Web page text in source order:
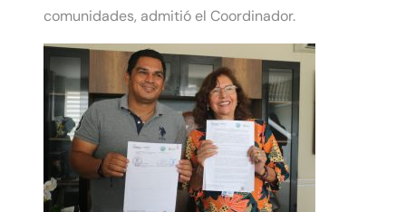
comunidades, admitió el Coordinador.